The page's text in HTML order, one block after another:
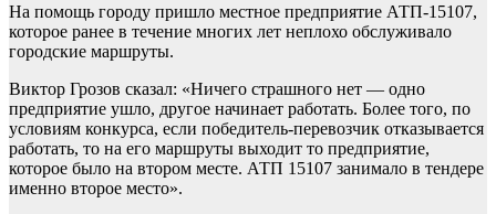
На помощь городу пришло местное предприятие АТП-15107,
которое ранее в течение многих лет неплохо обслуживало
городские маршруты.
Виктор Грозов сказал: «Ничего страшного нет — одно
предприятие ушло, другое начинает работать. Более того, по
условиям конкурса, если победитель-перевозчик отказывается
работать, то на его маршруты выходит то предприятие,
которое было на втором месте. АТП 15107 занимало в тендере
именно второе место».